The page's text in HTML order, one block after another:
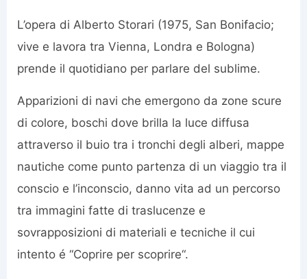
L’opera di Alberto Storari (1975, San Bonifacio;
vive e lavora tra Vienna, Londra e Bologna)
prende il quotidiano per parlare del sublime.
Apparizioni di navi che emergono da zone scure
di colore, boschi dove brilla la luce diffusa
attraverso il buio tra i tronchi degli alberi, mappe
nautiche come punto partenza di un viaggio tra il
conscio e l’inconscio, danno vita ad un percorso
tra immagini fatte di traslucenze e
sovrapposizioni di materiali e tecniche il cui
intento é “Coprire per scoprire“.